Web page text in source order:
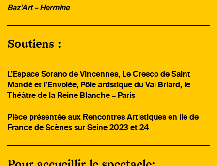
Baz’Art – Hermine
Soutiens :
L’Espace Sorano de Vincennes, Le Cresco de Saint
Mandé et l’Envolée, Pôle artistique du Val Briard, le
Théâtre de la Reine Blanche – Paris
Pièce présentée aux Rencontres Artistiques en Ile de
France de Scènes sur Seine 2023 et 24